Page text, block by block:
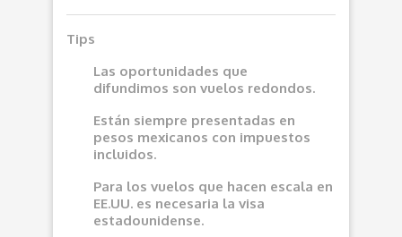
Tips
Las oportunidades que
difundimos son vuelos redondos.
Están siempre presentadas en
pesos mexicanos con impuestos
incluidos.
Para los vuelos que hacen escala en
EE.UU. es necesaria la visa
estadounidense.